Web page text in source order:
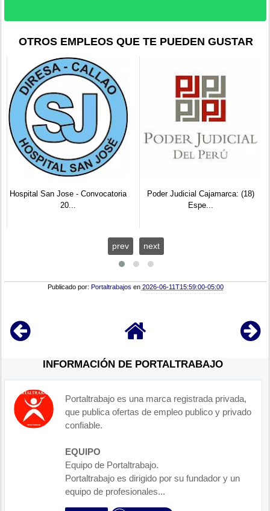
OTROS EMPLEOS QUE TE PUEDEN GUSTAR
Hospital San Jose - Convocatoria
20...
Poder Judicial Cajamarca: (18)
Espe...
prev next
Publicado por: Portaltrabajos en 2026-06-11T15:59:00-05:00
INFORMACIÓN DE PORTALTRABAJO
Portaltrabajo es una marca registrada privada,
que publica ofertas de empleo publico y privado
confiable.
EQUIPO
Equipo de Portaltrabajo.
Portaltrabajo es dirigido por su fundador y un
equipo de profesionales...